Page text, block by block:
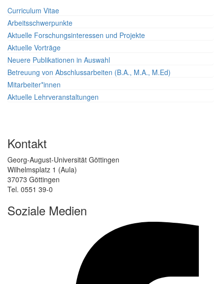
Curriculum Vitae
Arbeitsschwerpunkte
Aktuelle Forschungsinteressen und Projekte
Aktuelle Vorträge
Neuere Publikationen in Auswahl
Betreuung von Abschlussarbeiten (B.A., M.A., M.Ed)
Mitarbeiter*innen
Aktuelle Lehrveranstaltungen
Kontakt
Georg-August-Universität Göttingen
Wilhelmsplatz 1 (Aula)
37073 Göttingen
Tel. 0551 39-0
Soziale Medien